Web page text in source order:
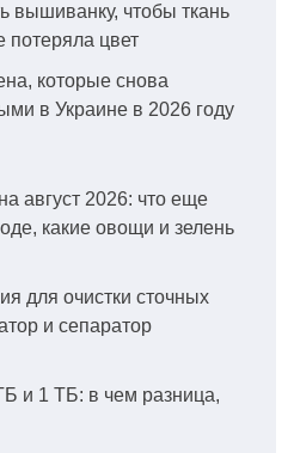
вышиванку, чтобы ткань
потеряла цвет
которые снова
в Украине в 2026 году
август 2026: что еще
какие овощи и зелень
для очистки сточных
и сепаратор
и 1 ТБ: в чем разница,